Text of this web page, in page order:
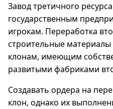
Завод третичного
государственным
игрокам. Переработка
строительные материалы
клонам, имеющим
развитыми фабриками
Создавать ордера на
клон, однако их